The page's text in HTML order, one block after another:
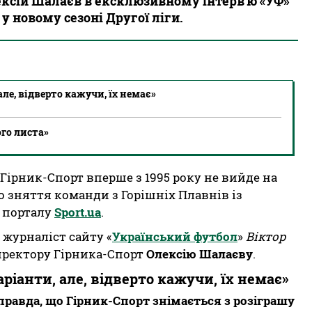
сезоні Другої ліги.
відверто кажучи, їх немає»
листа»
Спорт вперше з 1995 року не вийде на
команди з Горішніх Плавнів із
Sport.ua.
сайту «Український футбол»Віктор
Гірника-СпортОлексію Шалаєву.
але, відверто кажучи, їх немає»
що Гірник-Спорт знімається з розіграшу